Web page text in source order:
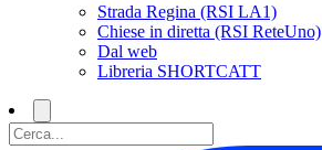
Strada Regina (RSI LA1)
Chiese in diretta (RSI ReteUno)
Dal web
Libreria SHORTCATT